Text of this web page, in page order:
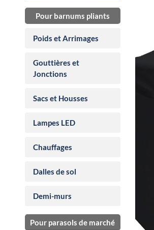
Pour barnums pliants
Poids et Arrimages
Gouttières et
Jonctions
Sacs et Housses
Lampes LED
Chauffages
Dalles de sol
Demi-murs
Pour parasols de marché